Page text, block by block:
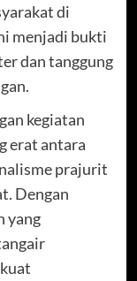
di
menjadi bukti
dan tanggung
kegiatan
erat antara
prajurit
Dengan
yang